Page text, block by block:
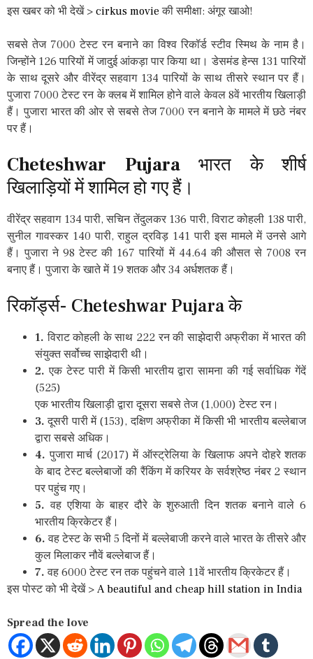
इस खबर को भी देखें > cirkus movie की समीक्षा: अंगूर खाओ!
सबसे तेज 7000 टेस्ट रन बनाने का विश्व रिकॉर्ड स्टीव स्मिथ के नाम है।
जिन्होंने 126 पारियों में जादुई आंकड़ा पार किया था। डेसमंड हेन्स 131 पारियों
के साथ दूसरे और वीरेंद्र सहवाग 134 पारियों के साथ तीसरे स्थान पर हैं।
पुजारा 7000 टेस्ट रन के क्लब में शामिल होने वाले केवल 8वें भारतीय खिलाड़ी
हैं। पुजारा भारत की ओर से सबसे तेज 7000 रन बनाने के मामले में छठे नंबर
पर हैं।
Cheteshwar Pujaraभारत के शीर्ष
खिलाड़ियों में शामिल हो गए हैं।
वीरेंद्र सहवाग 134 पारी, सचिन तेंदुलकर 136 पारी, विराट कोहली 138 पारी,
सुनील गावस्कर 140 पारी, राहुल द्रविड़ 141 पारी इस मामले में उनसे आगे
हैं। पुजारा ने 98 टेस्ट की 167 पारियों में 44.64 की औसत से 7008 रन
बनाए हैं। पुजारा के खाते में 19 शतक और 34 अर्धशतक हैं।
रिकॉर्ड्स- Cheteshwar Pujara के
1. विराट कोहली के साथ 222 रन की साझेदारी अफ्रीका में भारत की
संयुक्त सर्वोच्च साझेदारी थी।
2.एक टेस्ट पारी में किसी भारतीय द्वारा सामना की गई सर्वाधिक गेंदें
(525)
एक भारतीय खिलाड़ी द्वारा दूसरा सबसे तेज (1,000) टेस्ट रन।
3.दूसरी पारी में (153), दक्षिण अफ्रीका में किसी भी भारतीय बल्लेबाज
द्वारा सबसे अधिक।
4. पुजारा मार्च (2017) में ऑस्ट्रेलिया के खिलाफ अपने दोहरे शतक
के बाद टेस्ट बल्लेबाजों की रैंकिंग में करियर के सर्वश्रेष्ठ नंबर 2 स्थान
पर पहुंच गए।
5. वह एशिया के बाहर दौरे के शुरुआती दिन शतक बनाने वाले 6
भारतीय क्रिकेटर हैं।
6. वह टेस्ट के सभी 5 दिनों में बल्लेबाजी करने वाले भारत के तीसरे और
कुल मिलाकर नौवें बल्लेबाज हैं।
7. वह 6000 टेस्ट रन तक पहुंचने वाले 11वें भारतीय क्रिकेटर हैं।
इस पोस्ट को भी देखें > A beautiful and cheap hill station in India
Spread the love